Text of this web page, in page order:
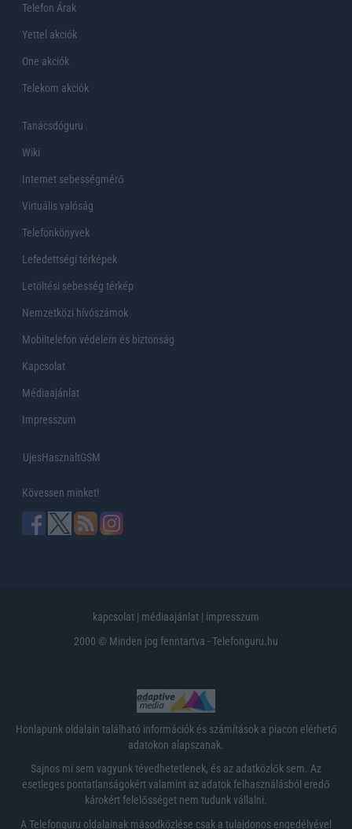
Telefon Árak
Yettel akciók
One akciók
Telekom akciók
Tanácsdóguru
Wiki
Internet sebességmérő
Virtuális valóság
Telefonkönyvek
Lefedettségi térképek
Letöltési sebesség térkép
Nemzetközi hívószámok
Mobiltelefon védelem és biztonság
Kapcsolat
Médiaajánlat
Impresszum
UjesHasznaltGSM
Kövessen minket!
kapcsolat | médiaajánlat | impresszum
2000 © Minden jog fenntartva - Telefonguru.hu
Honlapunk oldalain található információk és számítások a piacon elérhető
adatokon alapszanak.
Sajnos mi sem vagyunk tévedhetetlenek, és az adatközlők sem. Az
esetleges pontatlanságokért valamint az adatok felhasználásból eredő
károkért felelősséget nem tudunk vállalni.
A Telefonguru oldalainak másodközlése csak a tulajdonos engedélyével